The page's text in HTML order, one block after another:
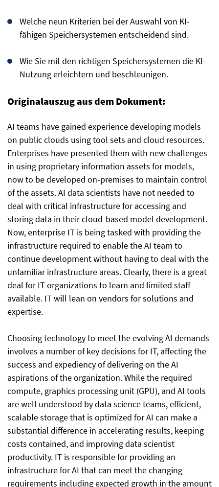
Welche neun Kriterien bei der Auswahl von KI-
fähigen Speichersystemen entscheidend sind.
Wie Sie mit den richtigen Speichersystemen die KI-
Nutzung erleichtern und beschleunigen.
Originalauszug aus dem Dokument:
AI teams have gained experience developing models
on public clouds using tool sets and cloud resources.
Enterprises have presented them with new challenges
in using proprietary information assets for models,
now to be developed on-premises to maintain control
of the assets. AI data scientists have not needed to
deal with critical infrastructure for accessing and
storing data in their cloud-based model development.
Now, enterprise IT is being tasked with providing the
infrastructure required to enable the AI team to
continue development without having to deal with the
unfamiliar infrastructure areas. Clearly, there is a great
deal for IT organizations to learn and limited staff
available. IT will lean on vendors for solutions and
expertise.
Choosing technology to meet the evolving AI demands
involves a number of key decisions for IT, affecting the
success and expediency of delivering on the AI
aspirations of the organization. While the required
compute, graphics processing unit (GPU), and AI tools
are well understood by data science teams, efficient,
scalable storage that is optimized for AI can make a
substantial difference in accelerating results, keeping
costs contained, and improving data scientist
productivity. IT is responsible for providing an
infrastructure for AI that can meet the changing
requirements including expected growth in the amount